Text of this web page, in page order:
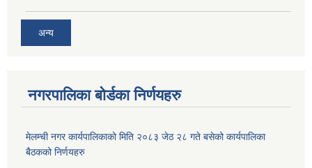
अन्य
नगरपालिका बोर्डका निर्णयहरु
मेलम्ची नगर कार्यपालिकाको मिति २०८३ जेठ २८ गते बसेको कार्यपालिका
बैठकको निर्णयहरु